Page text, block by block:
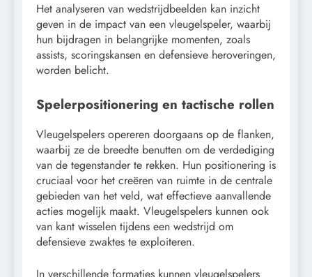
Het analyseren van wedstrijdbeelden kan inzicht
geven in de impact van een vleugelspeler, waarbij
hun bijdragen in belangrijke momenten, zoals
assists, scoringskansen en defensieve heroveringen,
worden belicht.
Spelerpositionering en tactische rollen
Vleugelspelers opereren doorgaans op de flanken,
waarbij ze de breedte benutten om de verdediging
van de tegenstander te rekken. Hun positionering is
cruciaal voor het creëren van ruimte in de centrale
gebieden van het veld, wat effectieve aanvallende
acties mogelijk maakt. Vleugelspelers kunnen ook
van kant wisselen tijdens een wedstrijd om
defensieve zwaktes te exploiteren.